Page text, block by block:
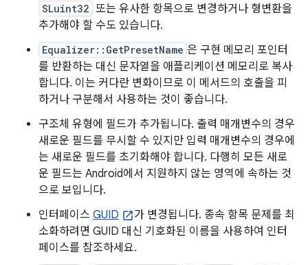
SLuint32 또는 유사한 항목으로 변경하거나 형변환을
추가해야 할 수도 있습니다.
Equalizer::GetPresetName 은 구현 메모리 포인터
를 반환하는 대신 문자열을 애플리케이션 메모리로 복사
합니다. 이는 커다란 변화이므로 이 메서드의 호출을 피
하거나 구분해서 사용하는 것이 좋습니다.
구조체 유형에 필드가 추가됩니다. 출력 매개변수의 경우
새로운 필드를 무시할 수 있지만 입력 매개변수의 경우에
는 새로운 필드를 초기화해야 합니다. 다행히 모든 새로
운 필드는 Android에서 지원하지 않는 영역에 속하는 것
으로 보입니다.
인터페이스 GUID
가 변경됩니다. 종속 항목 문제를 최
소화하려면 GUID 대신 기호화된 이름을 사용하여 인터
페이스를 참조하세요.